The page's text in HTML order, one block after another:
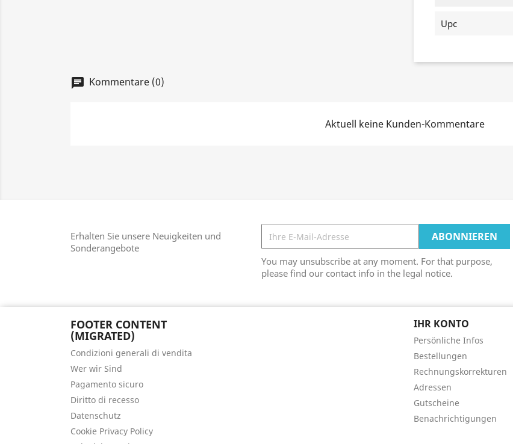
Upc
Kommentare (0)
Aktuell keine Kunden-Kommentare
Erhalten Sie unsere Neuigkeiten und
Sonderangebote
You may unsubscribe at any moment. For that purpose,
please find our contact info in the legal notice.
FOOTER CONTENT
(MIGRATED)
Condizioni generali di vendita
Wer wir Sind
Pagamento sicuro
Diritto di recesso
Datenschutz
Cookie Privacy Policy
IHR KONTO
Persönliche Infos
Bestellungen
Rechnungskorrekturen
Adressen
Gutscheine
Benachrichtigungen